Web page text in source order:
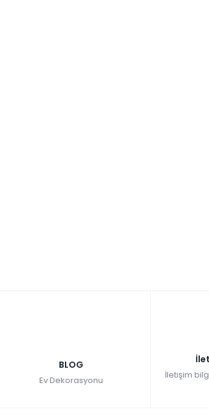
BLOG
Ev Dekorasyonu İletişim